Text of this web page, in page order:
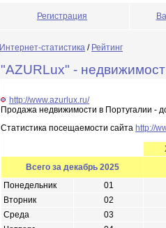
Регистрация
Интернет-статистика / Рейтинг
"AZURLux" -
http://www.azurlux.ru/
Продажа недвижимости в Португалии -
Статистика посещаемости сайта http://
Всего за декабрь 2025
Понедельник
01
Вторник
02
Среда
03